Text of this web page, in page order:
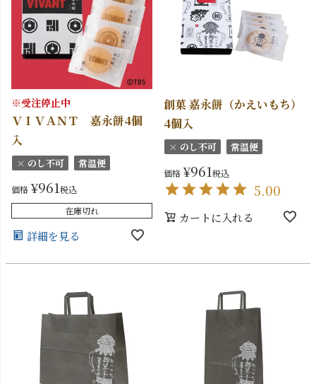
※受注停止中
ＶＩＶＡＮＴ 嘉永餅4個
入
× のし不可 常温便
価格 ¥961税込
在庫切れ
詳細を見る
創菓 嘉永餅（かえいもち）
4個入
× のし不可 常温便
価格 ¥961税込
5.00
カートに入れる